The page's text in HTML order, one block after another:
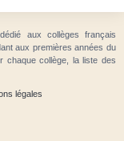
aux collèges français
aux premières années du
chaque collège, la liste des
légales